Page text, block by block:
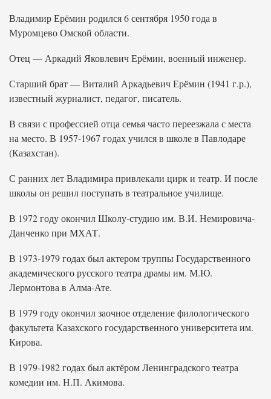
Владимир Ерёмин родился 6 сентября 1950 года в
Муромцево Омской области.
Отец — Аркадий Яковлевич Ерёмин, военный инженер.
Старший брат — Виталий Аркадьевич Ерёмин (1941 г.р.),
известный журналист, педагог, писатель.
В связи с профессией отца семья часто переезжала с места
на место. В 1957-1967 годах учился в школе в Павлодаре
(Казахстан).
С ранних лет Владимира привлекали цирк и театр. И после
школы он решил поступать в театральное училище.
В 1972 году окончил Школу-студию им. В.И. Немировича-
Данченко при МХАТ.
В 1973-1979 годах был актером труппы Государственного
академического русского театра драмы им. М.Ю.
Лермонтова в Алма-Ате.
В 1979 году окончил заочное отделение филологического
факультета Казахского государственного университета им.
Кирова.
В 1979-1982 годах был актёром Ленинградского театра
комедии им. Н.П. Акимова.